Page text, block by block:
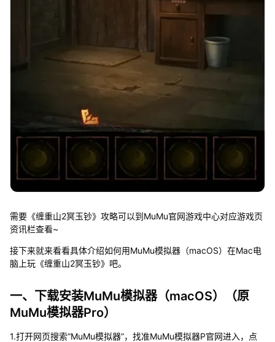
需要《缠重山2冥玉钞》攻略可以到MuMu官网游戏中心对应游戏页
资讯栏查看~
接下来就来看看具体介绍如何用MuMu模拟器（macOS）在Mac电
脑上玩《缠重山2冥玉钞》吧。
一、下载安装MuMu模拟器（macOS）（原
MuMu模拟器Pro）
1.打开网页搜索“MuMu模拟器”，找准MuMu模拟器P官网进入，点